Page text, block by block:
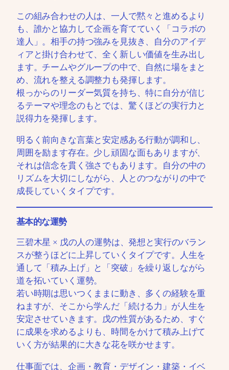
この組み合わせの人は、一人で黙々と進めるより
も、誰かと協力して企画を育てていく「コラボの
達人」。相手の持つ強みを見抜き、自分のアイデ
ィアと掛け合わせて、全く新しい価値を生み出し
ます。チームやグループの中で、自然に場をまと
め、流れを整える調整力も発揮します。
根っからのリーダー気質を持ち、特に自分が信じ
るテーマや理念のもとでは、驚くほどの実行力と
説得力を発揮します。
明るく前向きな言葉と安定感ある行動が調和し、
周囲を励ます存在。少し頑固な面もありますが、
それは信念を貫く強さでもあります。自分の中の
リズムを大切にしながら、人とのつながりの中で
成長していくタイプです。
基本的な運勢
三碧木星 × 戊の人の運勢は、発想と実行のバラン
スが整うほどに上昇していくタイプです。人生を
通して「積み上げ」と「突破」を繰り返しながら
道を拓いていく運勢。
若い時期は思いつくままに動き、多くの経験を重
ねますが、そこから学んだ「続ける力」が人生を
安定させていきます。戊の性質があるため、すぐ
に成果を求めるよりも、時間をかけて積み上げて
いく方が結果的に大きな花を咲かせます。
仕事面では、企画・教育・デザイン・建築・イベ